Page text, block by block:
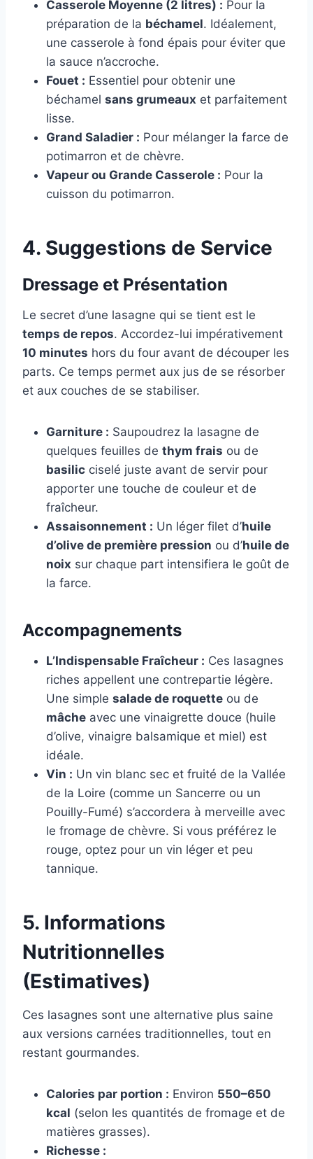
Casserole Moyenne (2 litres) : Pour la
préparation de la béchamel. Idéalement,
une casserole à fond épais pour éviter que
la sauce n’accroche.
Fouet : Essentiel pour obtenir une
béchamel sans grumeaux et parfaitement
lisse.
Grand Saladier : Pour mélanger la farce de
potimarron et de chèvre.
Vapeur ou Grande Casserole : Pour la
cuisson du potimarron.
4. Suggestions de Service
Dressage et Présentation
Le secret d’une lasagne qui se tient est le
temps de repos. Accordez-lui impérativement
10 minutes hors du four avant de découper les
parts. Ce temps permet aux jus de se résorber
et aux couches de se stabiliser.
Garniture : Saupoudrez la lasagne de
quelques feuilles de thym frais ou de
basilic ciselé juste avant de servir pour
apporter une touche de couleur et de
fraîcheur.
Assaisonnement : Un léger filet d’huile
d’olive de première pression ou d’huile de
noix sur chaque part intensifiera le goût de
la farce.
Accompagnements
L’Indispensable Fraîcheur : Ces lasagnes
riches appellent une contrepartie légère.
Une simple salade de roquette ou de
mâche avec une vinaigrette douce (huile
d’olive, vinaigre balsamique et miel) est
idéale.
Vin : Un vin blanc sec et fruité de la Vallée
de la Loire (comme un Sancerre ou un
Pouilly-Fumé) s’accordera à merveille avec
le fromage de chèvre. Si vous préférez le
rouge, optez pour un vin léger et peu
tannique.
5. Informations
Nutritionnelles
(Estimatives)
Ces lasagnes sont une alternative plus saine
aux versions carnées traditionnelles, tout en
restant gourmandes.
Calories par portion : Environ 550–650
kcal (selon les quantités de fromage et de
matières grasses).
Richesse :